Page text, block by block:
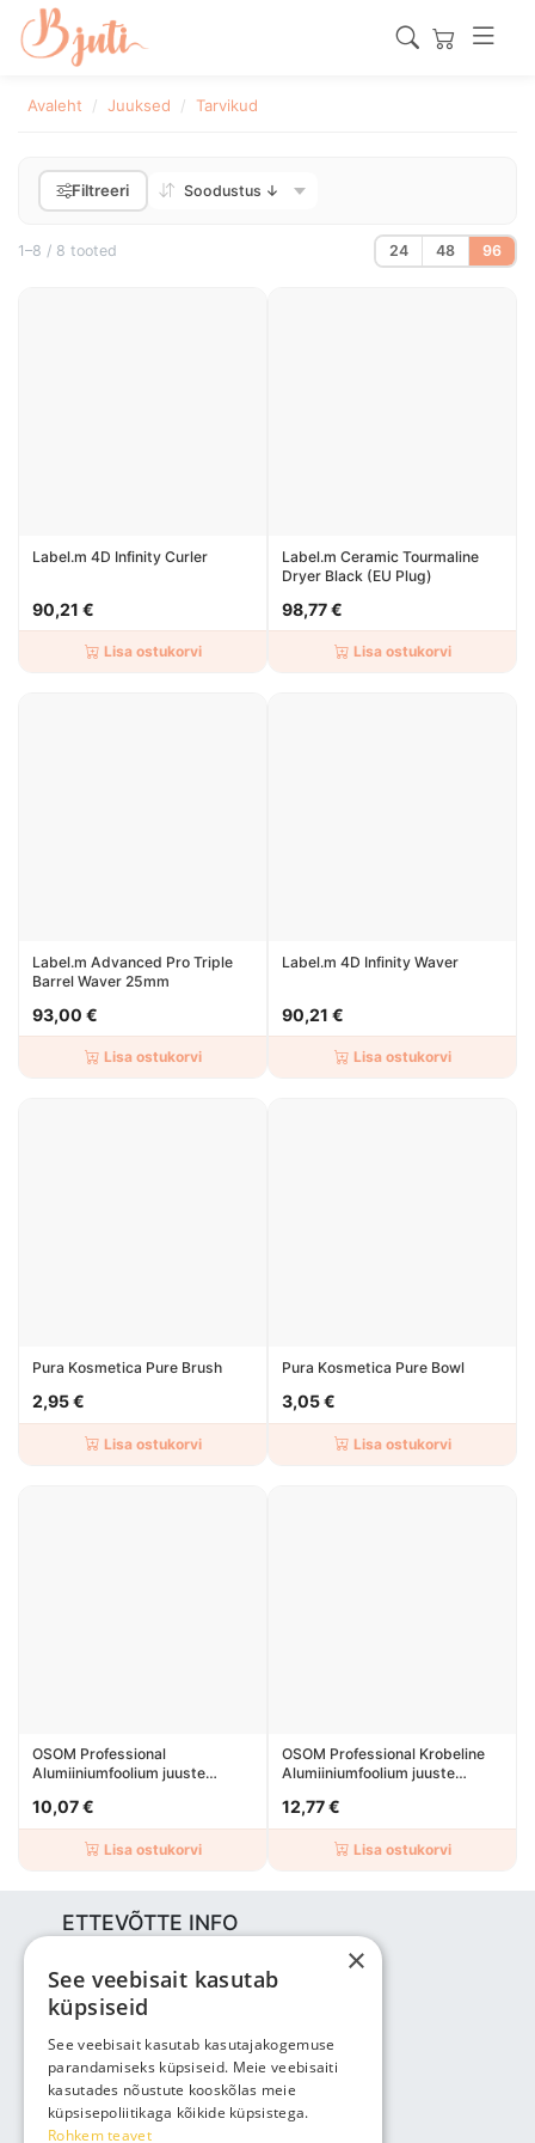
Avaleht Juuksed Tarvikud
Filtreeri
1–8 / 8 tooted 24 48 96
Label.m 4D Infinity Curler
90,21 €
Lisa ostukorvi
Label.m Ceramic Tourmaline
Dryer Black (EU Plug)
98,77 €
Lisa ostukorvi
Label.m Advanced Pro Triple
Barrel Waver 25mm
93,00 €
Lisa ostukorvi
Label.m 4D Infinity Waver
90,21 €
Lisa ostukorvi
Pura Kosmetica Pure Brush
2,95 €
Lisa ostukorvi
Pura Kosmetica Pure Bowl
3,05 €
Lisa ostukorvi
OSOM Professional
Alumiiniumfoolium juuste
10,07 €
Lisa ostukorvi
OSOM Professional Krobeline
Alumiiniumfoolium juuste
12,77 €
Lisa ostukorvi
ETTEVÕTTE INFO
Vabaõhukooli tee 4, Tallinn, 12013
Reg nr: 14690362
KM: EE102147285
Telefon: +3725143691
info@bjuti.ee
×
See veebisait kasutab
küpsiseid
See veebisait kasutab kasutajakogemuse
parandamiseks küpsiseid. Meie veebisaiti
kasutades nõustute kooskõlas meie
küpsisepoliitikaga kõikide küpsistega.
Rohkem teavet